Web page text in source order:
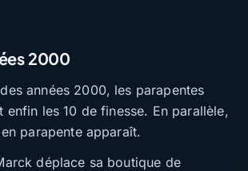
2000
années 2000, les parapentes
enfin les 10 de finesse. En parallèle,
parapente apparaît.
déplace sa boutique de